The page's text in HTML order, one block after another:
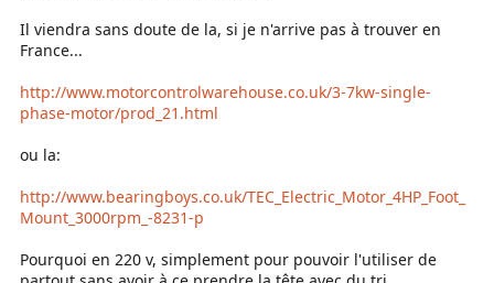
Il viendra sans doute de la, si je n'arrive pas à trouver en
France...
http://www.motorcontrolwarehouse.co.uk/3-7kw-single-
phase-motor/prod_21.html
ou la:
http://www.bearingboys.co.uk/TEC_Electric_Motor_4HP_Foot_
Mount_3000rpm_-8231-p
Pourquoi en 220 v, simplement pour pouvoir l'utiliser de